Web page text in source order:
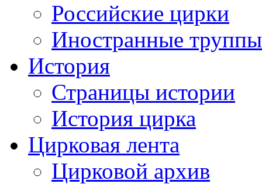
Российские цирки
Иностранные труппы
История
Страницы истории
История цирка
Цирковая лента
Цирковой архив